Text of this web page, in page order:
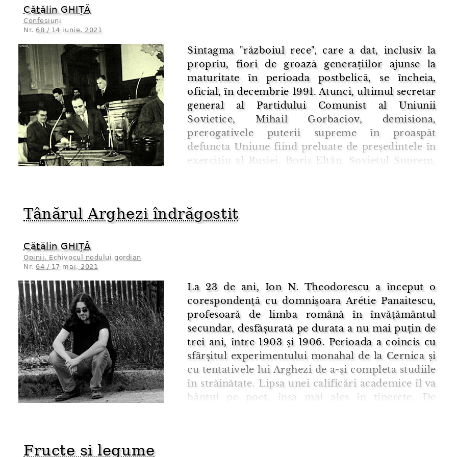
Cătălin GHIȚĂ
Confesiuni
Nr. 68 / 14 iunie, 2021
Sintagma "războiul rece", care a dat, inclusiv la
propriu, fiori de groază generațiilor ajunse la
maturitate în perioada postbelică, se încheia,
oficial, în decembrie 1991. Atunci, ultimul secretar
general al Partidului Comunist al Uniunii
Sovietice, Mihail Gorbaciov, demisiona,
prerogativele puterii supreme în proaspăt
defuncta Uniune fiind preluate de președintele în
exercițiu al Rusiei, Boris Elțân. Sovietul Suprem,
Tânărul Arghezi îndrăgostit
Cătălin GHIȚĂ
Opinii. Echivocul nodului gordian
Nr. 64 / 17 mai, 2021
La 23 de ani, Ion N. Theodorescu a început o
corespondență cu domnișoara Arétie Panaitescu,
profesoară de limba română în învățământul
secundar, desfășurată pe durata a nu mai puțin de
trei ani, între 1903 și 1906. Perioada a coincis cu
sfârșitul experimentului monahal de la Cernica și
cu tentativele lui Arghezi de a-și completa studiile
în străinătate. Lipsa unei calificări academice îl va
bântui pe poet, însă mai ales în tinerețe. De
Fructe și legume